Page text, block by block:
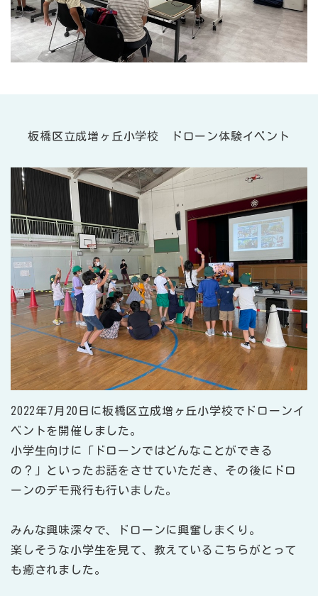
板橋区立成増ヶ丘小学校 ドローン体験イベント
2022年7月20日に板橋区立成増ヶ丘小学校でドローンイ
ベントを開催しました。
小学生向けに「ドローンではどんなことができる
の？」といったお話をさせていただき、その後にドロ
ーンのデモ飛行も行いました。
みんな興味深々で、ドローンに興奮しまくり。
楽しそうな小学生を見て、教えているこちらがとって
も癒されました。